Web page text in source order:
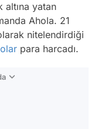
altına yatan
Ahola. 21
nitelendirdiği
para harcadı.